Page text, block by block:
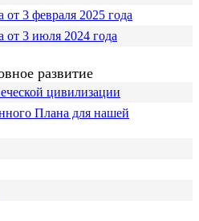
3 февраля 2025 года
3 июля 2024 года
развитие
цивилизации
Плана для нашей